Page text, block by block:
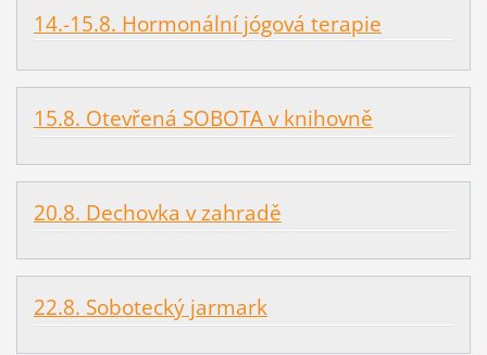
14.-15.8. Hormonální jógová terapie
15.8. Otevřená SOBOTA v knihovně
20.8. Dechovka v zahradě
22.8. Sobotecký jarmark